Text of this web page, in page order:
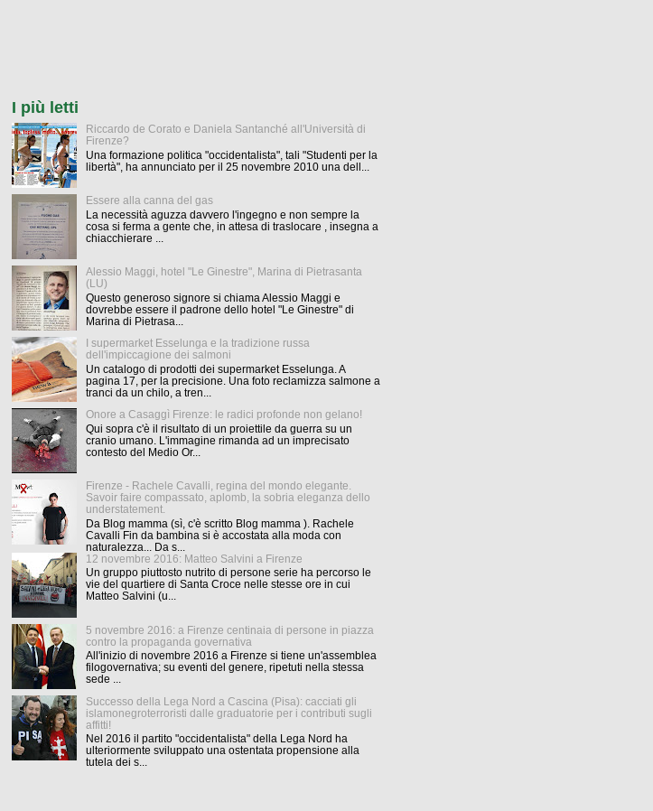
I più letti
Riccardo de Corato e Daniela Santanché all'Università di
Firenze?
Una formazione politica "occidentalista", tali "Studenti per la
libertà", ha annunciato per il 25 novembre 2010 una dell...
Essere alla canna del gas
La necessità aguzza davvero l'ingegno e non sempre la
cosa si ferma a gente che, in attesa di traslocare , insegna a
chiacchierare ...
Alessio Maggi, hotel "Le Ginestre", Marina di Pietrasanta
(LU)
Questo generoso signore si chiama Alessio Maggi e
dovrebbe essere il padrone dello hotel "Le Ginestre" di
Marina di Pietrasa...
I supermarket Esselunga e la tradizione russa
dell'impiccagione dei salmoni
Un catalogo di prodotti dei supermarket Esselunga. A
pagina 17, per la precisione. Una foto reclamizza salmone a
tranci da un chilo, a tren...
Onore a Casaggì Firenze: le radici profonde non gelano!
Qui sopra c'è il risultato di un proiettile da guerra su un
cranio umano. L'immagine rimanda ad un imprecisato
contesto del Medio Or...
Firenze - Rachele Cavalli, regina del mondo elegante.
Savoir faire compassato, aplomb, la sobria eleganza dello
understatement.
Da Blog mamma (sì, c'è scritto Blog mamma ). Rachele
Cavalli Fin da bambina si è accostata alla moda con
naturalezza... Da s...
12 novembre 2016: Matteo Salvini a Firenze
Un gruppo piuttosto nutrito di persone serie ha percorso le
vie del quartiere di Santa Croce nelle stesse ore in cui
Matteo Salvini (u...
5 novembre 2016: a Firenze centinaia di persone in piazza
contro la propaganda governativa
All'inizio di novembre 2016 a Firenze si tiene un'assemblea
filogovernativa; su eventi del genere, ripetuti nella stessa
sede ...
Successo della Lega Nord a Cascina (Pisa): cacciati gli
islamonegroterroristi dalle graduatorie per i contributi sugli
affitti!
Nel 2016 il partito "occidentalista" della Lega Nord ha
ulteriormente sviluppato una ostentata propensione alla
tutela dei s...